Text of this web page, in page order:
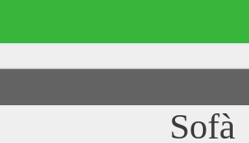
Sofà